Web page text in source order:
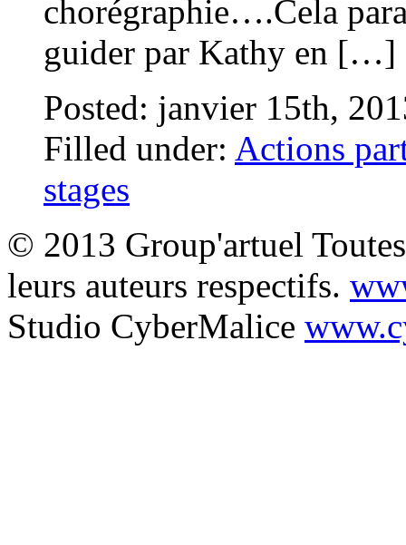
chorégraphie….Cela
guider par Kathy en […]
Posted: janvier 15th,
Filled under: Actions
stages
© 2013 Group'artuel
leurs auteurs respectifs.
Studio CyberMalice